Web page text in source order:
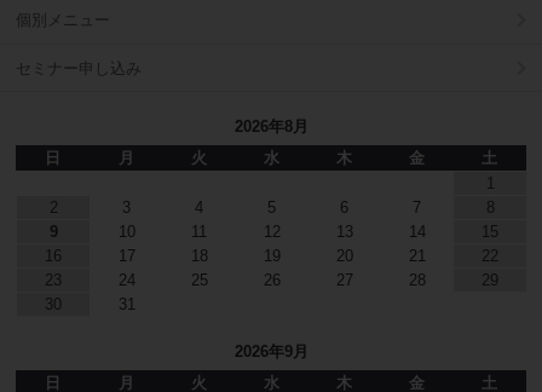
個別メニュー
セミナー申し込み
2026年8月
日
月 火 水 木 金
土
1
2
3 4 5 6 7
8
9
10 11 12 13 14
15
16
17 18 19 20 21
22
23
24 25 26 27 28
29
30
31
2026年9月
日
月 火 水 木 金 土